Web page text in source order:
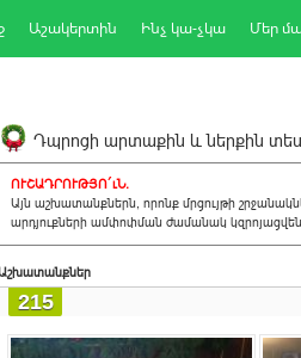
Աշակերտին Ինչ կա-չկա Մեր
Դպրոցի արտաքին և ներքին
ՈՒՇԱԴՐՈՒԹՅՈ´ւՆ.
Այն աշխատանքներն, որոնք մրցույթի
արդյուքների ամփոփման ժամանակ
215